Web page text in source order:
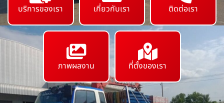
บริการของเรา เกี่ยวกับเรา ติดต่อเรา
ภาพผลงาน ที่ตั้งของเรา